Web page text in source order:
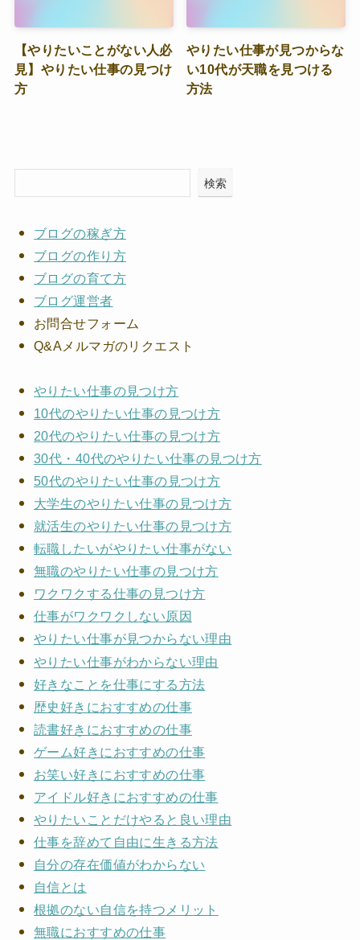
【やりたいことがない人必
見】やりたい仕事の見つけ
方
やりたい仕事が見つからな
い10代が天職を見つける
方法
検索
ブログの稼ぎ方
ブログの作り方
ブログの育て方
ブログ運営者
お問合せフォーム
Q&Aメルマガのリクエスト
やりたい仕事の見つけ方
10代のやりたい仕事の見つけ方
20代のやりたい仕事の見つけ方
30代・40代のやりたい仕事の見つけ方
50代のやりたい仕事の見つけ方
大学生のやりたい仕事の見つけ方
就活生のやりたい仕事の見つけ方
転職したいがやりたい仕事がない
無職のやりたい仕事の見つけ方
ワクワクする仕事の見つけ方
仕事がワクワクしない原因
やりたい仕事が見つからない理由
やりたい仕事がわからない理由
好きなことを仕事にする方法
歴史好きにおすすめの仕事
読書好きにおすすめの仕事
ゲーム好きにおすすめの仕事
お笑い好きにおすすめの仕事
アイドル好きにおすすめの仕事
やりたいことだけやると良い理由
仕事を辞めて自由に生きる方法
自分の存在価値がわからない
自信とは
根拠のない自信を持つメリット
無職におすすめの仕事